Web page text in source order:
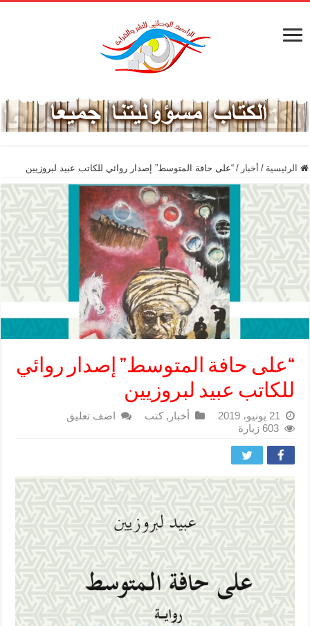
الرئيسية / أخبار / “على حافة المتوسط” إصدار روائي للكاتب عبيد لبروزيين
“على حافة المتوسط” إصدار روائي
للكاتب عبيد لبروزيين
21 يونيو، 2019 أخبار ,كتب
اضف تعليق
603 زيارة